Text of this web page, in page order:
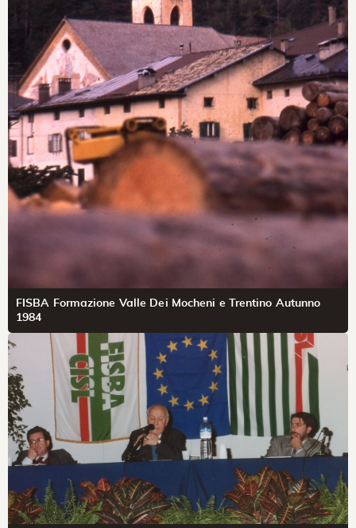
FISBA Formazione Valle Dei Mocheni e Trentino Autunno
1984